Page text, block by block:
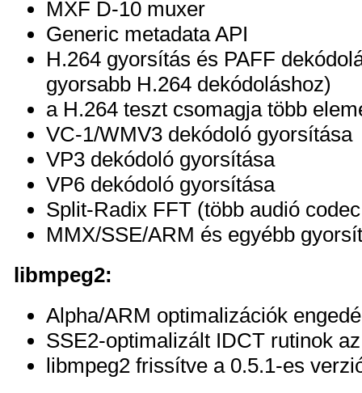
MXF D-10 muxer
Generic metadata API
H.264 gyorsítás és PAFF
gyorsabb H.264 dekódoláshoz)
a H.264 teszt csomagja több
VC-1/WMV3 dekódoló gyorsítása
VP3 dekódoló gyorsítása
VP6 dekódoló gyorsítása
Split-Radix FFT (több audió
MMX/SSE/ARM és egyébb
libmpeg2:
Alpha/ARM optimalizációk
SSE2-optimalizált IDCT rutinok
libmpeg2 frissítve a 0.5.1-es